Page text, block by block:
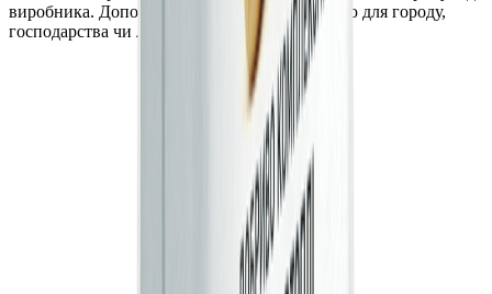
виробника. Допоможемо підібрати продукцію для городу,
господарства чи ландшафту.